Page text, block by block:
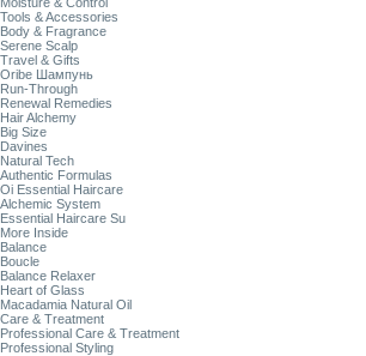
Tools & Accessories
Body & Fragrance
Serene Scalp
Travel & Gifts
Oribe Шампунь
Run-Through
Renewal Remedies
Hair Alchemy
Big Size
Davines
Natural Tech
Authentic Formulas
Oi Essential Haircare
Alchemic System
Essential Haircare Su
More Inside
Balance
Boucle
Balance Relaxer
Heart of Glass
Macadamia Natural Oil
Care & Treatment
Professional Care & Treatment
Professional Styling